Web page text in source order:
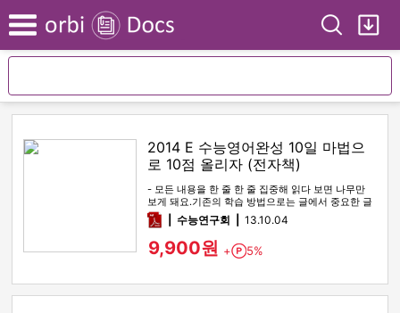
Menu Search
2014 E 수능영어완성 10일 마법으
로 10점 올리자 (전자책)
- 모든 내용을 한 줄 한 줄 집중해 읽다 보면 나무만
보게 돼요.기존의 학습 방법으로는 글에서 중요한 글
쓴이의 생각과 의견…
pdf수능연구회 13.10.04
9,900원 + Point
5%